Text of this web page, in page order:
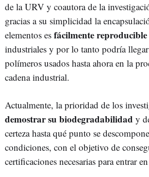
de la URV y coautora de la
gracias a su simplicidad la
elementos es fácilmente reproducible
industriales y por lo tanto podría
polímeros usados hasta ahora en la
cadena industrial.
Actualmente, la prioridad de los
demostrar su biodegradabilidad y
certeza hasta qué punto se
condiciones, con el objetivo de
certificaciones necesarias para entrar